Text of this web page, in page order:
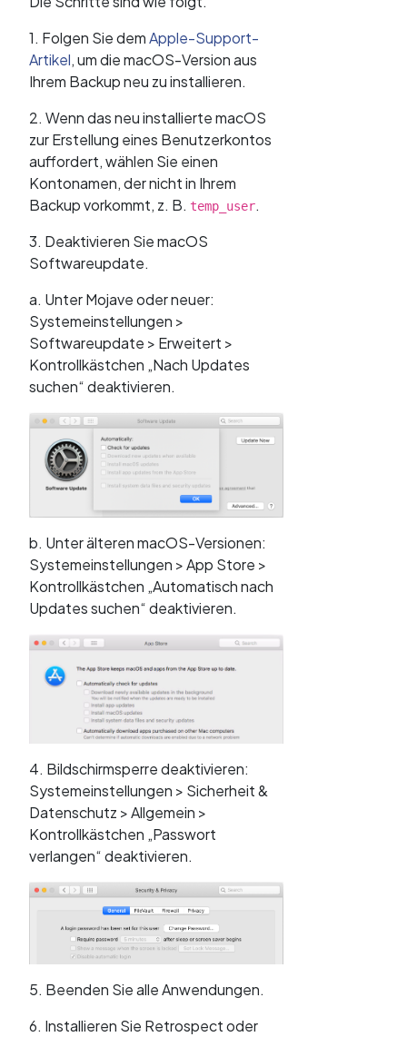
1. Folgen Sie demApple-Support-
Artikel, um die macOS-Version aus
Ihrem Backup neu zu installieren.
2. Wenn das neu installierte macOS
zur Erstellung eines Benutzerkontos
auffordert, wählen Sie einen
Kontonamen, der nicht in Ihrem
Backup vorkommt, z. B. temp_user.
3. Deaktivieren Sie macOS
Softwareupdate.
a. Unter Mojave oder neuer:
Systemeinstellungen >
Softwareupdate > Erweitert >
Kontrollkästchen „Nach Updates
suchen“ deaktivieren.
b. Unter älteren macOS-Versionen:
Systemeinstellungen > App Store >
Kontrollkästchen „Automatisch nach
Updates suchen“ deaktivieren.
4. Bildschirmsperre deaktivieren:
Systemeinstellungen > Sicherheit &
Datenschutz > Allgemein >
Kontrollkästchen „Passwort
verlangen“ deaktivieren.
5. Beenden Sie alle Anwendungen.
6. Installieren Sie Retrospect oder